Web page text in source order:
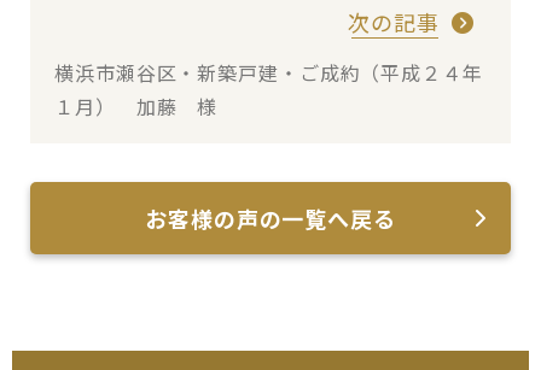
次の記事
横浜市瀬谷区・新築戸建・ご成約（平成２４年
１月） 加藤 様
お客様の声の一覧へ戻る